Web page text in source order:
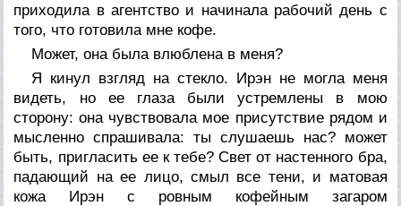
приходила в агентство и начинала рабочий день с
того, что готовила мне кофе.
Может, она была влюблена в меня?
Я кинул взгляд на стекло. Ирэн не могла меня
видеть, но ее глаза были устремлены в мою
сторону: она чувствовала мое присутствие рядом и
мысленно спрашивала: ты слушаешь нас? может
быть, пригласить ее к тебе? Свет от настенного бра,
падающий на ее лицо, смыл все тени, и матовая
кожа Ирэн с ровным кофейным загаром